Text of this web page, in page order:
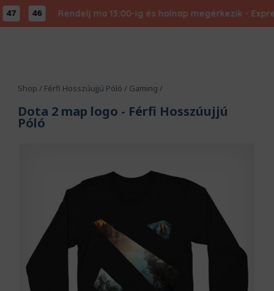
: 46 Rendelj ma 13:00-ig és holnap megérkezik -
Shop / Férfi Hosszúujjú Póló / Gaming /
Dota 2 map logo - Férfi Hosszúujjú
Póló